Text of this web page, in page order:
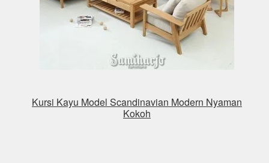
Kursi Kayu Model Scandinavian Modern Nyaman
Kokoh